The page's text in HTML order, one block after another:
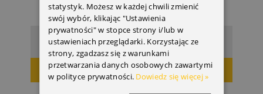
Cena: 400,07 zł
DODAJ DO KOSZYKA
statystyk. Możesz w każdej chwili zmienić
swój wybór, klikając "Ustawienia
prywatności" w stopce strony i/lub w
ustawieniach przeglądarki. Korzystając ze
strony, zgadzasz się z warunkami
przetwarzania danych osobowych zawartymi
w polityce prywatności. Dowiedz się więcej »